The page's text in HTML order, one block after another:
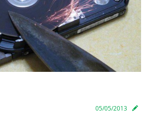
05/05/2013